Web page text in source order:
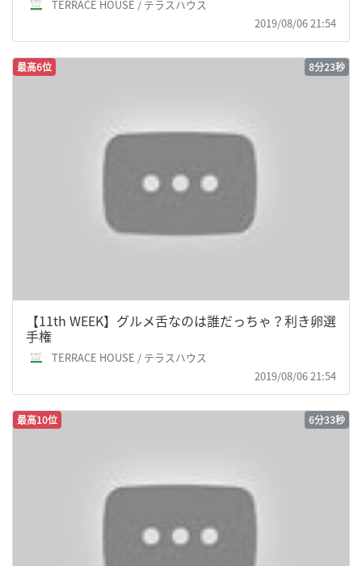
TERRACE HOUSE / テラスハウス
2019/08/06 21:54
最高6位 8分23秒
【11th WEEK】グルメ舌なのは誰だっちゃ？利き卵選
手権
TERRACE HOUSE / テラスハウス
2019/08/06 21:54
最高10位 6分33秒